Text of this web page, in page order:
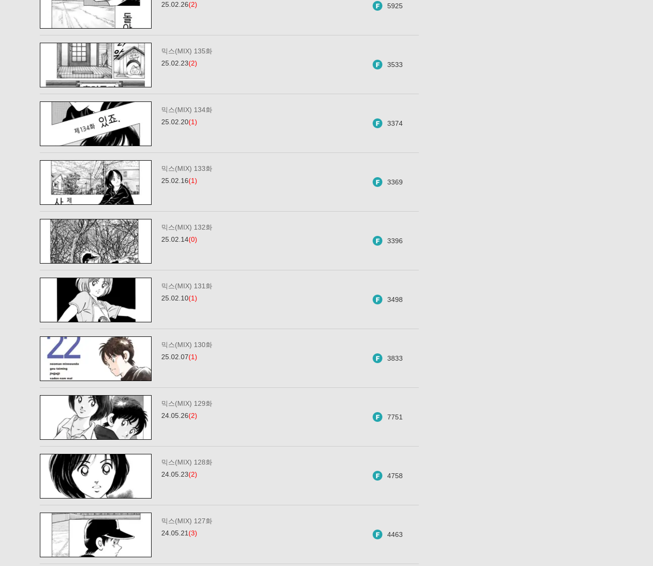
25.02.26(2) 5925
믹스(MIX) 135화
25.02.23(2) 3533
믹스(MIX) 134화
25.02.20(1) 3374
믹스(MIX) 133화
25.02.16(1) 3369
믹스(MIX) 132화
25.02.14(0) 3396
믹스(MIX) 131화
25.02.10(1) 3498
믹스(MIX) 130화
25.02.07(1) 3833
믹스(MIX) 129화
24.05.26(2) 7751
믹스(MIX) 128화
24.05.23(2) 4758
믹스(MIX) 127화
24.05.21(3) 4463